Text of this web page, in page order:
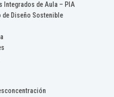
Integrados de Aula – PIA
de Diseño Sostenible